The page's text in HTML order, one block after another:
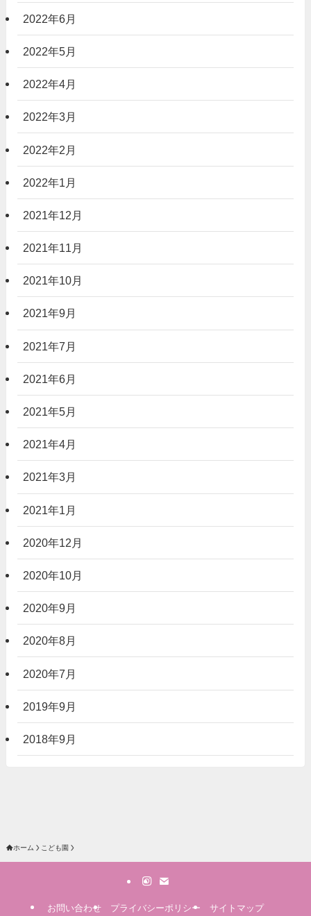
2022年6月
2022年5月
2022年4月
2022年3月
2022年2月
2022年1月
2021年12月
2021年11月
2021年10月
2021年9月
2021年7月
2021年6月
2021年5月
2021年4月
2021年3月
2021年1月
2020年12月
2020年10月
2020年9月
2020年8月
2020年7月
2019年9月
2018年9月
ホーム こども園
お問い合わせ プライバシーポリシー サイトマップ